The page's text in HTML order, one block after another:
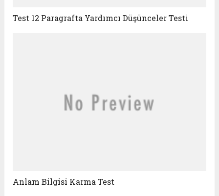
Test 12 Paragrafta Yardımcı Düşünceler Testi
Anlam Bilgisi Karma Test